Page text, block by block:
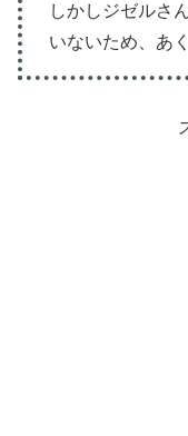
しかしジゼルさ
いないため、あ